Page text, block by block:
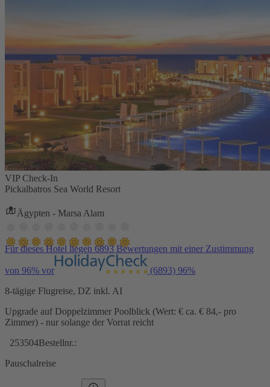
VIP Check-In
Pickalbatros Sea World Resort
Ägypten - Marsa Alam
Für dieses Hotel liegen 6893 Bewertungen mit einer Zustimmung
von 96% vor (6893) 96%
8-tägige Flugreise, DZ inkl. AI
Upgrade auf Doppelzimmer Poolblick (Wert: € ca. € 84,- pro
Zimmer) - nur solange der Vorrat reicht
253504Bestellnr.:
Pauschalreise